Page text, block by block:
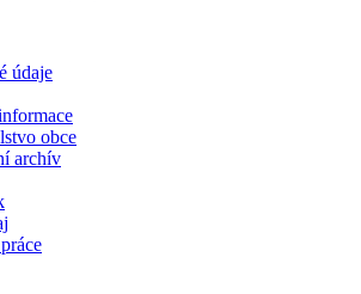
údaje
obce
archív